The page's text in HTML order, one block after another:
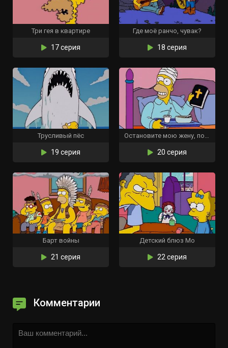
Три гея в квартире
17 серия
Где моё ранчо, чувак?
18 серия
Трусливый пёс
19 серия
Остановите мою жену, пожалуйста
20 серия
Барт войны
21 серия
Детский блюз Мо
22 серия
Комментарии